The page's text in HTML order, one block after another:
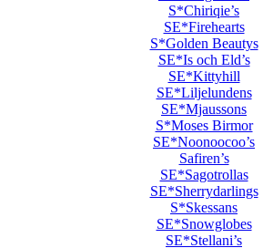
S*Chiriqie’s
SE*Firehearts
S*Golden Beautys
SE*Is och Eld’s
SE*Kittyhill
SE*Liljelundens
SE*Mjaussons
S*Moses Birmor
SE*Noonoocoo’s
Safiren’s
SE*Sagotrollas
SE*Sherrydarlings
S*Skessans
SE*Snowglobes
SE*Stellani’s